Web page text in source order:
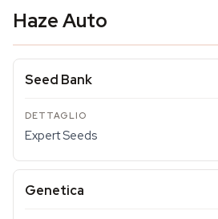
Haze Auto
Seed Bank
Expert Seeds
Genetica